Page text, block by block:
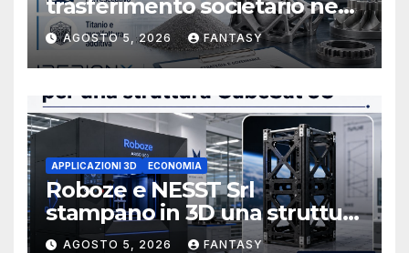
trasferimento societario negli
Stati Uniti e rafforza il board,
ha nominato Michael J.
Loparco amministratore
indipendente non esecutivo
AGOSTO 5, 2026 FANTASY
APPLICAZIONI 3D ECONOMIA
Roboze e NESST Srl
stampano in 3D una struttura
CubeSat 3U in Carbon PEEK
AGOSTO 5, 2026 FANTASY